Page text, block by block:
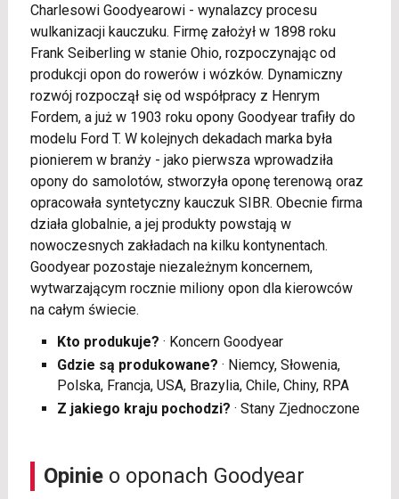
Charlesowi Goodyearowi - wynalazcy procesu
wulkanizacji kauczuku. Firmę założył w 1898 roku
Frank Seiberling w stanie Ohio, rozpoczynając od
produkcji opon do rowerów i wózków. Dynamiczny
rozwój rozpoczął się od współpracy z Henrym
Fordem, a już w 1903 roku opony Goodyear trafiły do
modelu Ford T. W kolejnych dekadach marka była
pionierem w branży - jako pierwsza wprowadziła
opony do samolotów, stworzyła oponę terenową oraz
opracowała syntetyczny kauczuk SIBR. Obecnie firma
działa globalnie, a jej produkty powstają w
nowoczesnych zakładach na kilku kontynentach.
Goodyear pozostaje niezależnym koncernem,
wytwarzającym rocznie miliony opon dla kierowców
na całym świecie.
Kto produkuje? · Koncern Goodyear
Gdzie są produkowane? · Niemcy, Słowenia,
Polska, Francja, USA, Brazylia, Chile, Chiny, RPA
Z jakiego kraju pochodzi? · Stany Zjednoczone
Opinieo oponach Goodyear